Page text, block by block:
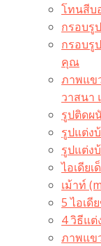
โทนสีบ
กรอบรูป
กรอบรู
คุณ
ภาพแข
วาสนา
รูปติดผ
รูปแต่ง
รูปแต่ง
ไอเดีย
เม้าท์
5 ไอเ
4 วิธีแ
ภาพแข